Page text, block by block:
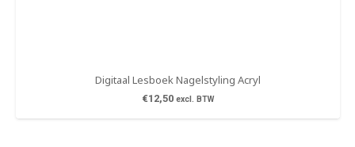
Digitaal Lesboek Nagelstyling Acryl
€12,50 excl. BTW